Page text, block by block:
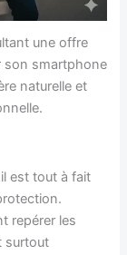
une offre
son smartphone
naturelle et
est tout à fait
repérer les
surtout